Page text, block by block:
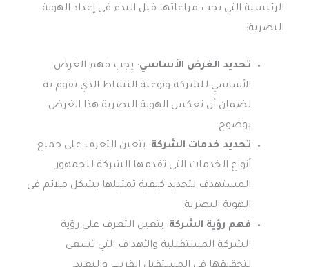
الرئيسية التي يجب مراعاتها قبل البدء في إعداد الهوية
البصرية:
تحديد الغرض الأساسي: يجب فهم الغرض
الأساسي للشركة ونوعية النشاط الذي تقوم به
لضمان أن تعكس الهوية البصرية هذا الغرض
بوضوح.
تحديد خدمات الشركة: يتعين التعرف على جميع
أنواع الخدمات التي تقدمها الشركة للجمهور
المستهدف لتحديد كيفية تمثيلها بشكل ملائم في
الهوية البصرية.
فهم رؤية الشركة: يتعين التعرف على رؤية
الشركة المستقبلية والأهداف التي تسعى